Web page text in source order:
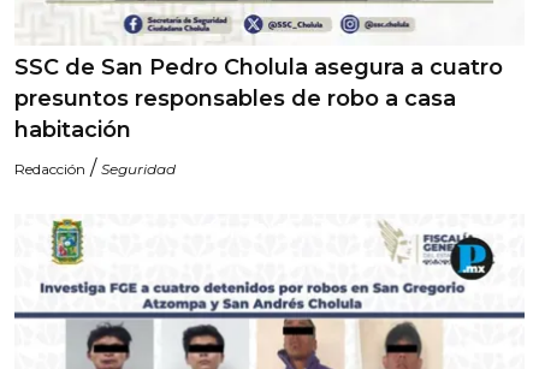
SSC de San Pedro Cholula asegura a cuatro
presuntos responsables de robo a casa
habitación
Redacción / Seguridad